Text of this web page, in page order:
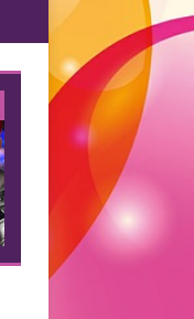
DIY